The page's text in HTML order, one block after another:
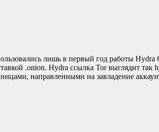
лишь в первый год работы
.onion. Hydra ссылка Tor выглядит
направленными на завладение